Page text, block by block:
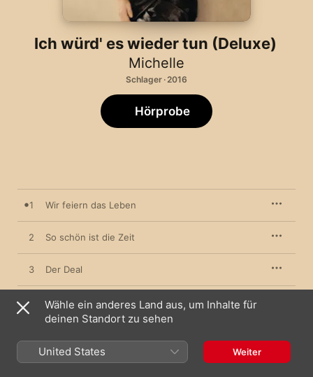
Ich würd' es wieder tun (Deluxe)
Michelle
Schlager · 2016
Hörprobe
1 Wir feiern das Leben
2 So schön ist die Zeit
3 Der Deal
4 Ich würd' es wieder tun
6 Tage wie Juwelen
Wähle ein anderes Land aus, um Inhalte für
deinen Standort zu sehen
United States Weiter